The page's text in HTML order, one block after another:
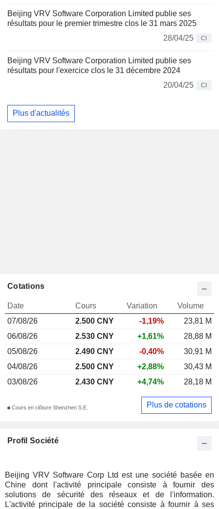
Beijing VRV Software Corporation Limited publie ses
résultats pour le premier trimestre clos le 31 mars 2025
28/04/25
CI
Beijing VRV Software Corporation Limited publie ses
résultats pour l'exercice clos le 31 décembre 2024
20/04/25
CI
Plus d'actualités
Profil Société
Beijing VRV Software Corp Ltd est une société basée en
Chine dont l'activité principale consiste à fournir des
solutions de sécurité des réseaux et de l'information.
L'activité principale de la société consiste à fournir à ses
Cotations
Date Cours Variation
Volume
07/08/26
2.500 CNY -1,19%
23,81 M
06/08/26
2.530 CNY +1,61%
28,88 M
05/08/26
2.490 CNY -0,40%
30,91 M
04/08/26
2.500 CNY +2,88%
30,43 M
03/08/26
2.430 CNY +4,74% 28,18 M
Cours en clôture Shenzhen S.E. Plus de cotations